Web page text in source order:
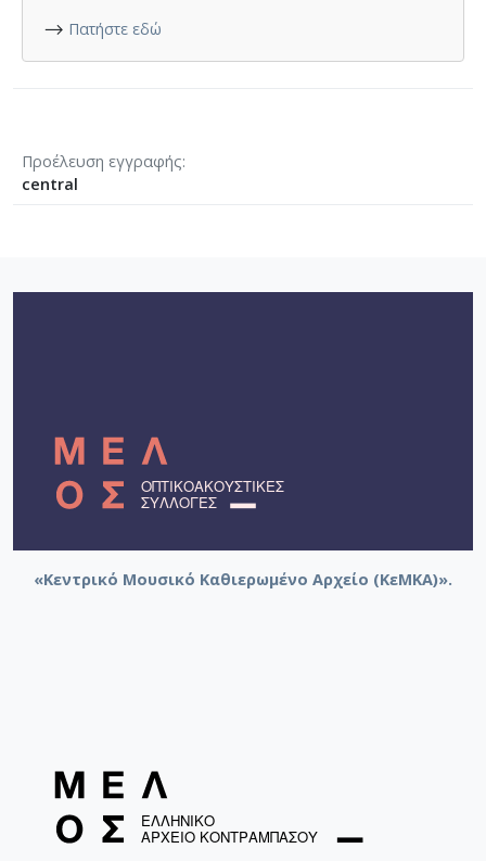
⟶ Πατήστε εδώ
Προέλευση εγγραφής
central
«Κεντρικό Μουσικό Καθιερωμένο Αρχείο (ΚεΜΚΑ)».